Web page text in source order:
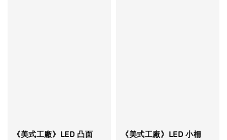
《美式工廠》LED 凸面
《美式工廠》LED 小柵